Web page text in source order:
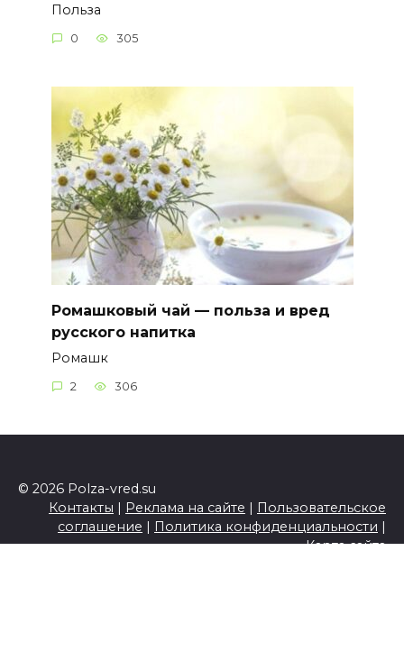
Польза
0 305
Ромашковый чай — польза и вред
русского напитка
Ромашк
2 306
© 2026 Polza-vred.su
Контакты | Реклама на сайте | Пользовательское
соглашение | Политика конфиденциальности |
Карта сайта